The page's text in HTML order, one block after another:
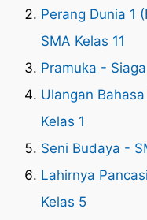
Perang Dunia 1
SMA Kelas 11
Pramuka - Siaga
Ulangan
Kelas 1
Seni Budaya -
Lahirnya
Kelas 5